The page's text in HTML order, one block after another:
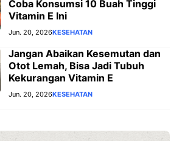
Coba Konsumsi 10 Buah Tinggi
Vitamin E Ini
Jun. 20, 2026KESEHATAN
Jangan Abaikan Kesemutan dan
Otot Lemah, Bisa Jadi Tubuh
Kekurangan Vitamin E
Jun. 20, 2026KESEHATAN